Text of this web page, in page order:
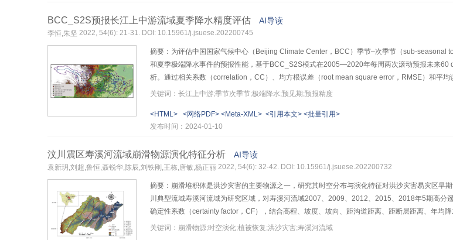
BCC_S2S预报长江上中游流域夏季降水精度评估 AI导读
李恒,朱坚 2022, 54(6): 21-31. DOI: 10.15961/j.jsuese.202200745
摘要：为评估中国国家气候中心（Beijing Climate Center，BCC）季节–次季节（sub-
和夏季极端降水事件的预报性能，基于BCC_S2S模式在2005—2020年每周两次滚动预报未来
析。通过相关系数（correlation，CC）、均方根误差（root mean square error，RMSE）和平
百分位法定义极端降水，基于Heidke 技巧评分（Heidke’s skill score，HSS）指标评估单站极
是在预见期较短时较高；平均误差表明预报模式在流域中东部区域整体呈现出正偏差，金沙江
长江上中游的大多数区域，模式预报6月份的降水精度最佳，误差范围相对较小。对极端降水事
式对长江上中游地区的日降水和极端降水事件的预报性能随预见期的增加而下降，6月预报精度
关键词：长江上中游;季节次季节;极端降水;预见期;预报精度
<HTML> <网络PDF> <Meta-XML> <引用本文> <批量引用>
发布时间：2024-01-10
汶川震区寿溪河流域崩滑物源演化特征分析 AI导读
袁新玥,刘超,鲁恒,聂锐华,陈辰,刘铁刚,王栋,唐敏,杨正丽 2022, 54(6): 32-42. DOI: 10.15961/j.jsuese.202200732
摘要：崩滑堆积体是洪沙灾害的主要物源之一，研究其时空分布与演化特征对洪沙灾害易灾区
川典型流域寿溪河流域为研究区域，对寿溪河流域2007、2009、2012、2015、2018年5期高
确定性系数（certainty factor，CF），结合高程、坡度、坡向、距沟道距离、距断层距离、年均
盖度（vegetation fraction coverage，VFC）与植被恢复速率（vegetation coverage recovery
关键词：崩滑物源;时空演化;植被恢复;洪沙灾害;寿溪河流域